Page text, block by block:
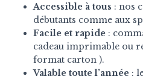
Accessible à tous : nos
débutants comme aux
Facile et rapide :
cadeau imprimable ou
format carton ).
Valable toute l’année :